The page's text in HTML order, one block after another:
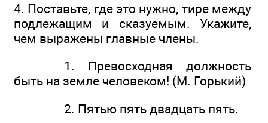
4. Поставьте, где это нужно, тире между
подлежащим и сказуемым. Укажите,
чем выражены главные члены.
1. Превосходная должность
быть на земле человеком! (М. Горький)
2. Пятью пять двадцать пять.